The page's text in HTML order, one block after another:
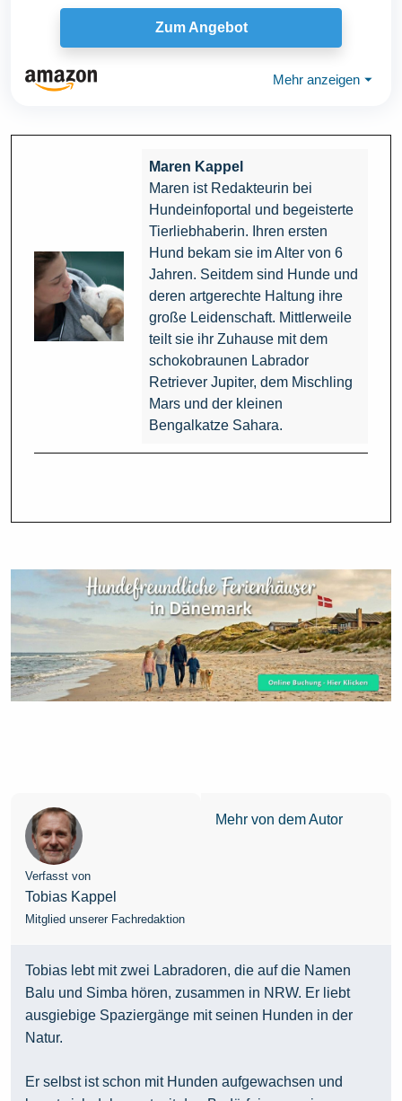
Zum Angebot
Mehr anzeigen ⏷
Maren Kappel
Maren ist Redakteurin bei
Hundeinfoportal und begeisterte
Tierliebhaberin. Ihren ersten
Hund bekam sie im Alter von 6
Jahren. Seitdem sind Hunde und
deren artgerechte Haltung ihre
große Leidenschaft. Mittlerweile
teilt sie ihr Zuhause mit dem
schokobraunen Labrador
Retriever Jupiter, dem Mischling
Mars und der kleinen
Bengalkatze Sahara.
Verfasst von
Tobias Kappel
Mitglied unserer Fachredaktion
Mehr von dem Autor
Tobias lebt mit zwei Labradoren, die auf die Namen
Balu und Simba hören, zusammen in NRW. Er liebt
ausgiebige Spaziergänge mit seinen Hunden in der
Natur.
Er selbst ist schon mit Hunden aufgewachsen und